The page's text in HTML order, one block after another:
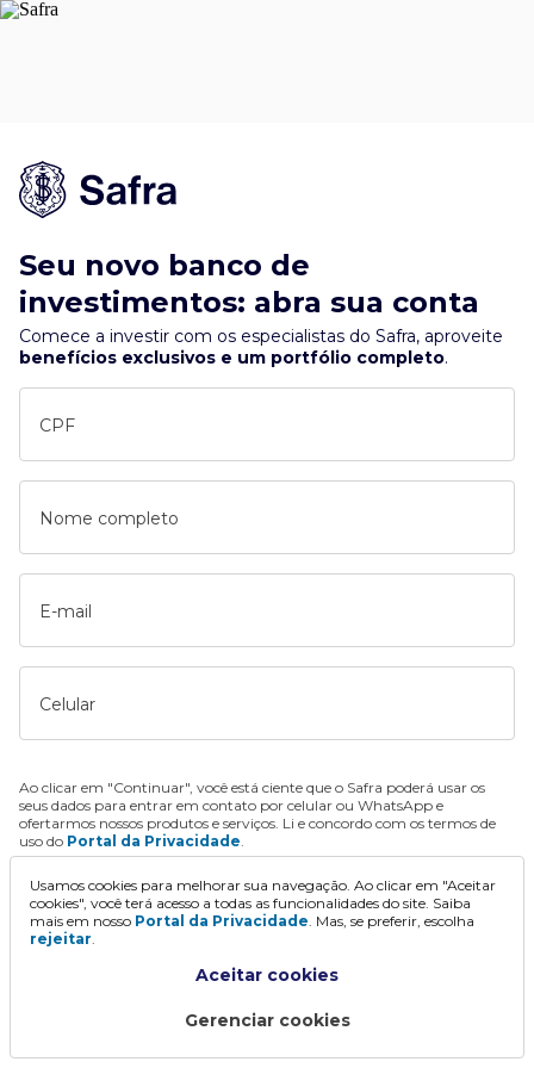
Seu novo banco de
investimentos: abra sua conta
Comece a investir com os especialistas do Safra, aproveite
benefícios exclusivos e um portfólio completo.
CPF
Nome completo
E-mail
Celular
Ao clicar em "Continuar", você está ciente que o Safra poderá usar os
seus dados para entrar em contato por celular ou WhatsApp e
ofertarmos nossos produtos e serviços. Li e concordo com os termos de
uso do Portal da Privacidade.
Continuar
Usamos cookies para melhorar sua navegação. Ao clicar em "Aceitar
cookies", você terá acesso a todas as funcionalidades do site. Saiba
mais em nosso Portal da Privacidade. Mas, se preferir, escolha
rejeitar.
Aceitar cookies
Gerenciar cookies